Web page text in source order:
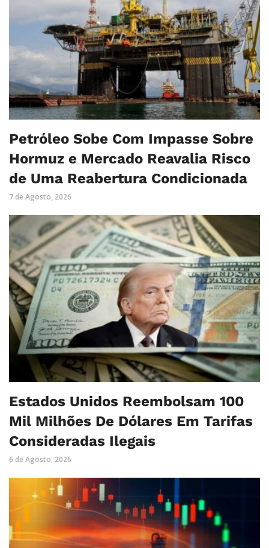
Petróleo Sobe Com Impasse Sobre
Hormuz e Mercado Reavalia Risco
de Uma Reabertura Condicionada
7 de Agosto, 2026
Estados Unidos Reembolsam 100
Mil Milhões De Dólares Em Tarifas
Consideradas Ilegais
6 de Agosto, 2026